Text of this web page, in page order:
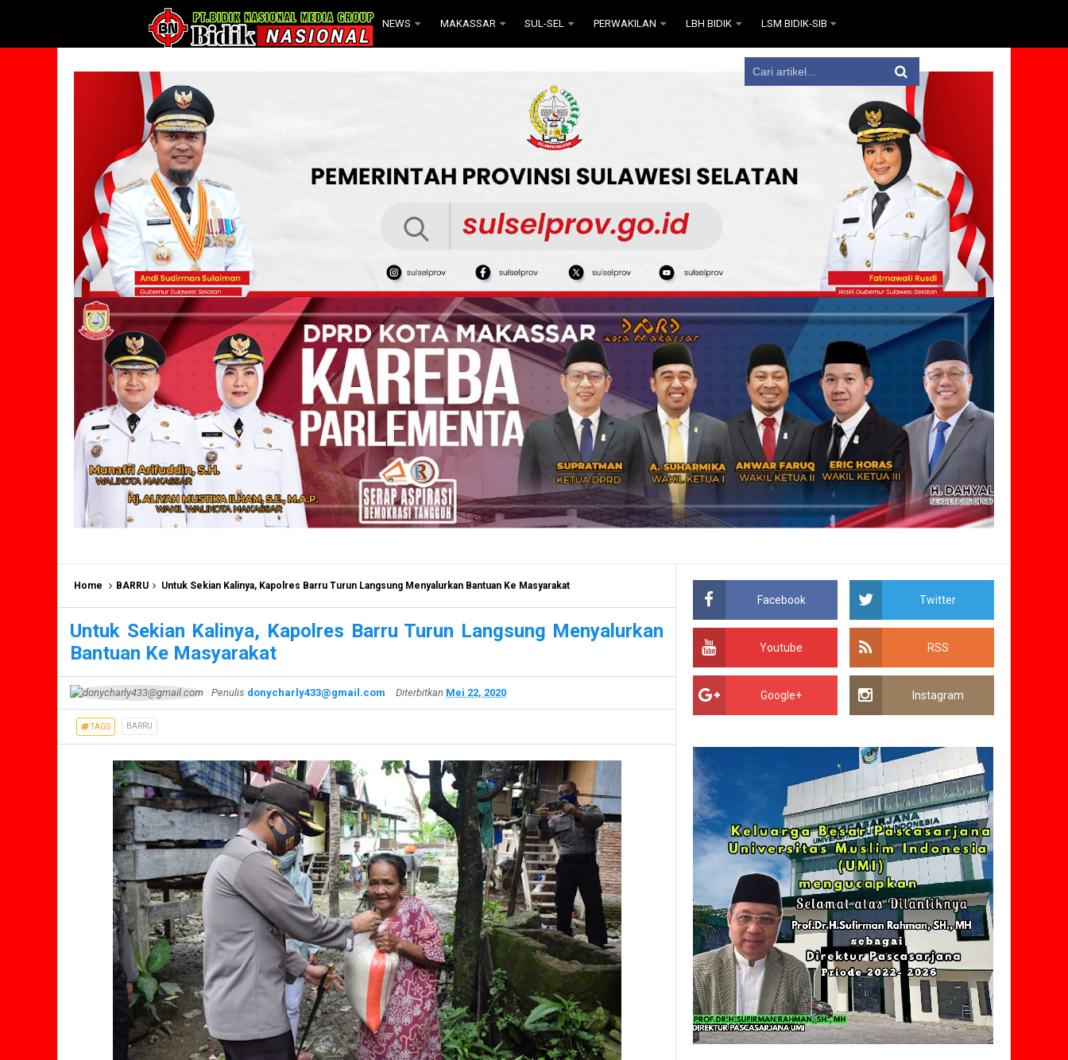
NEWS MAKASSAR SUL-SEL PERWAKILAN LBH BIDIK LSM BIDIK-SIB
Home BARRU Untuk Sekian Kalinya, Kapolres Barru Turun Langsung Menyalurkan Bantuan Ke Masyarakat
Untuk Sekian Kalinya, Kapolres Barru Turun Langsung Menyalurkan
Bantuan Ke Masyarakat
Penulis donycharly433@gmail.com Diterbitkan Mei 22, 2020
TAGS BARRU
Facebook Twitter
Youtube RSS
Google+ Instagram